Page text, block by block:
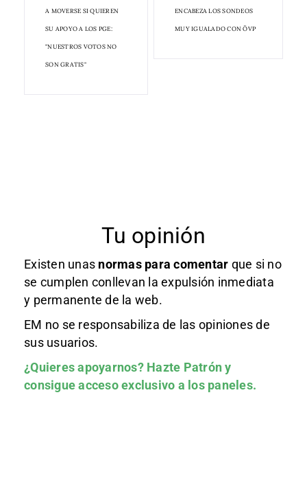
A MOVERSE SI QUIEREN
SU APOYO A LOS PGE:
"NUESTROS VOTOS NO
SON GRATIS"
ENCABEZA LOS SONDEOS
MUY IGUALADO CON ÖVP
Tu opinión
Existen unas normas para comentar que si no
se cumplen conllevan la expulsión inmediata
y permanente de la web.
EM no se responsabiliza de las opiniones de
sus usuarios.
¿Quieres apoyarnos? Hazte Patróny
consigue acceso exclusivo a los paneles.